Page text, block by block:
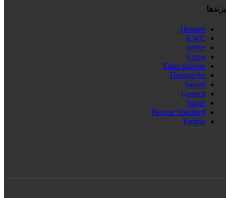
برندها
Hermes
KWC
prime
Lotus
Fariz shower
Hansgrobe
Sarodi
Geberit
Smart
Persian Standard
Behfar